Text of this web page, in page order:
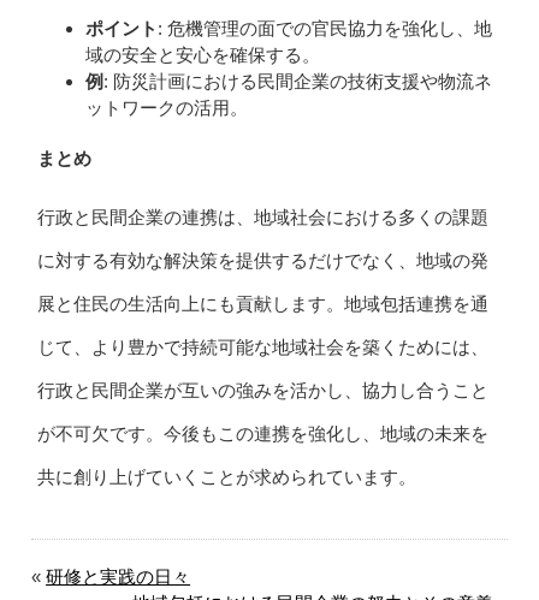
ポイント : 危機管理の面での官民協力を強化し、地
域の安全と安心を確保する。
例 : 防災計画における民間企業の技術支援や物流ネ
ットワークの活用。
まとめ
行政と民間企業の連携は、地域社会における多くの課題
に対する有効な解決策を提供するだけでなく、地域の発
展と住民の生活向上にも貢献します。地域包括連携を通
じて、より豊かで持続可能な地域社会を築くためには、
行政と民間企業が互いの強みを活かし、協力し合うこと
が不可欠です。今後もこの連携を強化し、地域の未来を
共に創り上げていくことが求められています。
«研修と実践の日々